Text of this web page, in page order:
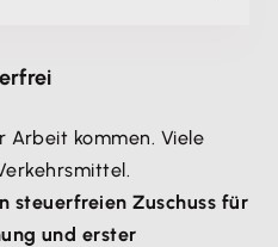
Arbeit kommen. Viele
steuerfreien Zuschuss für
und erster